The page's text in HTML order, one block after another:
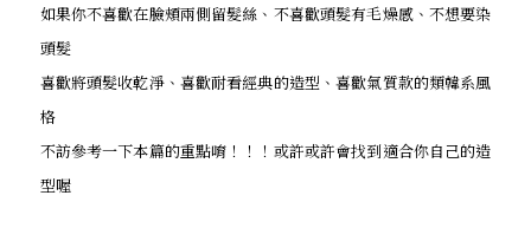
如果你不喜歡在臉頰兩側留髮絲、不喜歡頭髮有毛燥感、不想要染
頭髮
喜歡將頭髮收乾淨、喜歡耐看經典的造型、喜歡氣質款的類韓系風
格
不訪參考一下本篇的重點唷！！！或許或許會找到適合你自己的造
型喔